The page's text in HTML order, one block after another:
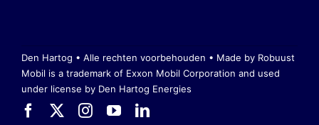
Den Hartog • Alle rechten voorbehouden • Made by Robuust
Mobil is a trademark of Exxon Mobil Corporation and used
under license by Den Hartog Energies